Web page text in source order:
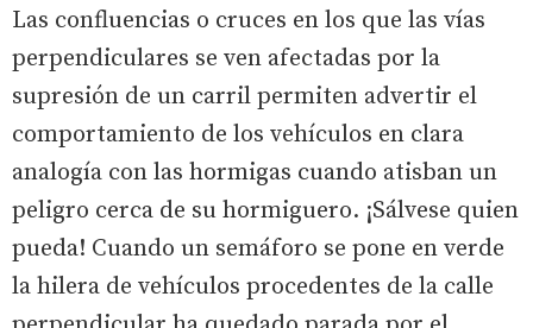
Las confluencias o cruces en los que las vías
perpendiculares se ven afectadas por la
supresión de un carril permiten advertir el
comportamiento de los vehículos en clara
analogía con las hormigas cuando atisban un
peligro cerca de su hormiguero. ¡Sálvese quien
pueda! Cuando un semáforo se pone en verde
la hilera de vehículos procedentes de la calle